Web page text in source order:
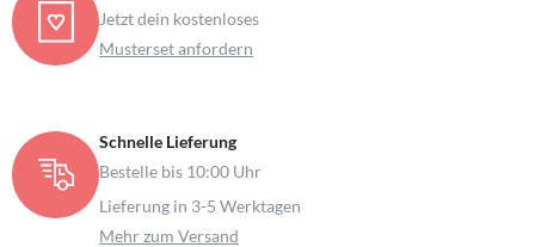
Jetzt dein kostenloses
Musterset anfordern
Schnelle Lieferung
Bestelle bis 10:00 Uhr
Lieferung in 3-5 Werktagen
Mehr zum Versand